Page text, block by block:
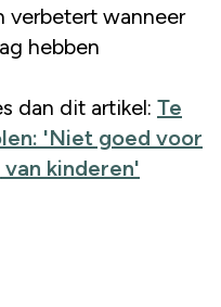
verbetert wanneer
hebben
dan dit artikel: Te
'Niet goed voor
kinderen'